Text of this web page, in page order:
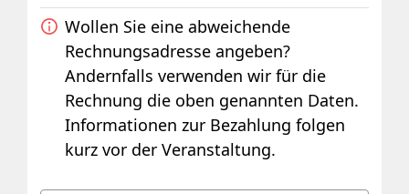
Wollen Sie eine abweichende
Rechnungsadresse angeben?
Andernfalls verwenden wir für die
Rechnung die oben genannten Daten.
Informationen zur Bezahlung folgen
kurz vor der Veranstaltung.